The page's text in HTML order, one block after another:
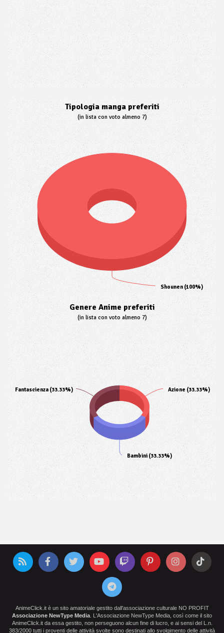
Tipologia manga preferiti
(in lista con voto almeno 7)
Shounen (100%)
Genere Anime preferiti
(in lista con voto almeno 7)
Azione (33.33%)
Bambini (33.33%)
Fantascienza (33.33%)
AnimeClick.it è un sito amatoriale gestito dall'associazione culturale NO PROFIT
Associazione NewType Media . L'Associazione NewType Media, così come il sito
AnimeClick.it da essa gestito, non perseguono alcun fine di lucro, e ai sensi del L.n.
383/2000 tutti i proventi delle attività svolte sono destinati allo svolgimento delle attività